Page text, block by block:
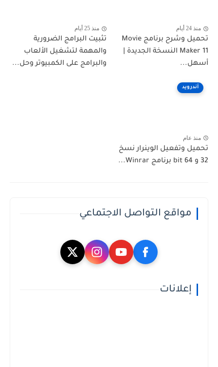
منذ 24 أيام
تحميل وشرح برنامج Movie
Maker 11 النسخة الجديدة |
أسهل...
منذ 25 أيام
تثبيت البرامج الضرورية
والمهمة لتشغيل الألعاب
والبرامج على الكمبيوتر وحل...
أندرويد
منذ عام
تحميل وتفعيل الوينرار نسخ
32 و 64 bit برنامج Winrar...
مواقع التواصل الاجتماعي
إعلانات